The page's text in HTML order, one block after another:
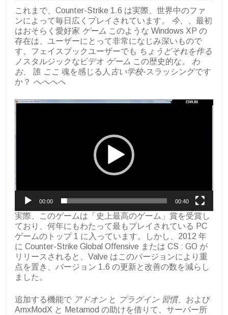
これまで、Counter-Strike 1.6 は実際、世界中のファ
ンによって毎日広くプレイされています。
今、
、最初
はおそらく愛好家 ゲーム このような Windows XP の
存在は、ユーザーにとって非常になじみ深いもので
す。フェイスブックユーザーでも ちょうどそれを作る
ノスタルジックなビデオ ゲーム この歴史的な。 わ
お、 誰 ここ 魂を感じる人 古い学校-スラッシングです
か？ へへへへ
動
画
プ
00:00 00:40
実際、このゲームは「史上最高のゲーム」賞を受賞し
ており、何年にもわたって最もプレイされている PC
ゲームのトップ 1 に入っています。しかし、2012 年
に Counter-Strike Global Offensive または CS : GO が
リリースされると、Valve はこのバージョンにより重
点を置き、バージョン 1.6 の更新と改善の数を減らし
ました。
追加する機能で アドオン と プラグイン 習慣、および
AmxModX と Metamod の助けを借りて、サーバー所